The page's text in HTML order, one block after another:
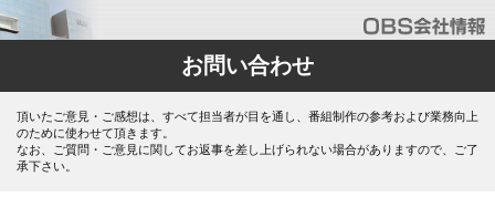
お問い合わせ
頂いたご意見・ご感想は、すべて担当者が目を通し、番組制作の参考および業務向上
のために使わせて頂きます。
なお、ご質問・ご意見に関してお返事を差し上げられない場合がありますので、ご了
承下さい。